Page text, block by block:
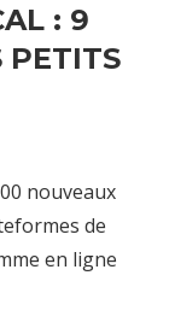
: 9
PETITS
nouveaux
de
en ligne